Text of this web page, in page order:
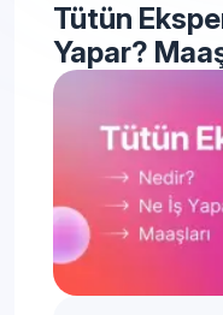
Tütün
Yapar?